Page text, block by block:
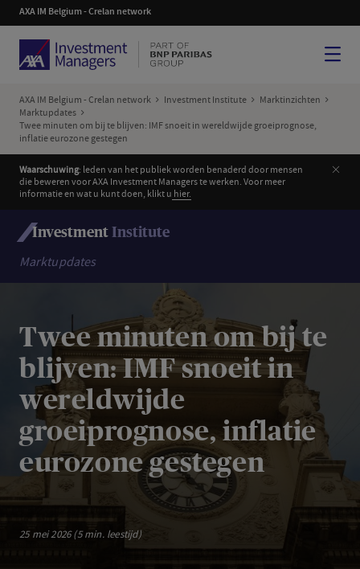
AXA IM Belgium - Crelan network
AXA IM Belgium - Crelan network Investment Institute
Marktinzichten
Marktupdates
Twee minuten om bij te blijven: IMF snoeit in wereldwijde groeiprognose,
inflatie eurozone gestegen
Waarschuwing: leden van het publiek worden benaderd door mensen
die beweren voor AXA Investment Managers te werken. Voor meer
informatie en wat u kunt doen, klikt u hier.
Investment Institute
Marktupdates
Twee minuten om bij te
blijven: IMF snoeit in
wereldwijde
groeiprognose, inflatie
eurozone gestegen
25 mei 2026 (5 min. leestijd)